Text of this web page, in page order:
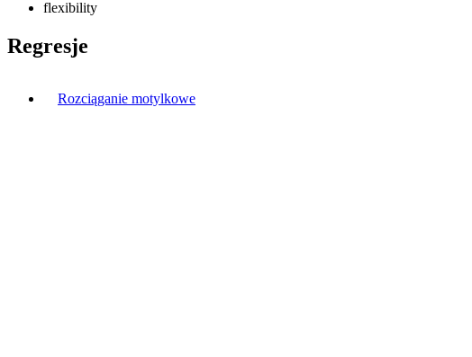
flexibility
Regresje
Rozciąganie motylkowe